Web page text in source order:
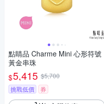
點睛品 Charme Mini 心形符號
黃金串珠
$5,415 $5,700
挑戰低價
券